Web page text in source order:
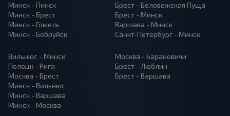
Минск - Пинск
Минск - Брест
Минск - Гомель
Минск - Бобруйск
Брест - Беловежская Пуща
Брест - Минск
Варшава - Минск
Санкт-Петербург - Минск
Вильнюс - Минск
Полоцк - Рига
Москва - Брест
Минск - Вильнюс
Минск - Варшава
Минск - Москва
Москва - Барановичи
Брест - Люблин
Брест - Варшава